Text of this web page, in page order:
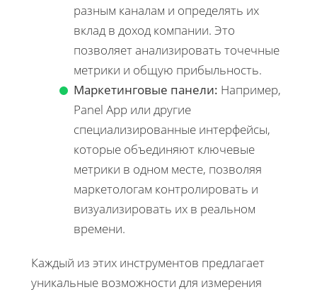
разным каналам и определять их
вклад в доход компании. Это
позволяет анализировать точечные
метрики и общую прибыльность.
Маркетинговые панели: Например,
Panel App или другие
специализированные интерфейсы,
которые объединяют ключевые
метрики в одном месте, позволяя
маркетологам контролировать и
визуализировать их в реальном
времени.
Каждый из этих инструментов предлагает
уникальные возможности для измерения